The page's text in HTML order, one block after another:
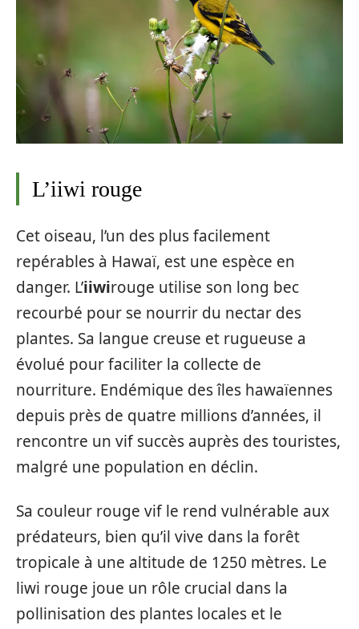
L’iiwi rouge
Cet oiseau, l’un des plus facilement
repérables à Hawaï, est une espèce en
danger. L’iiwirouge utilise son long bec
recourbé pour se nourrir du nectar des
plantes. Sa langue creuse et rugueuse a
évolué pour faciliter la collecte de
nourriture. Endémique des îles hawaïennes
depuis près de quatre millions d’années, il
rencontre un vif succès auprès des touristes,
malgré une population en déclin.
Sa couleur rouge vif le rend vulnérable aux
prédateurs, bien qu’il vive dans la forêt
tropicale à une altitude de 1250 mètres. Le
liwi rouge joue un rôle crucial dans la
pollinisation des plantes locales et le